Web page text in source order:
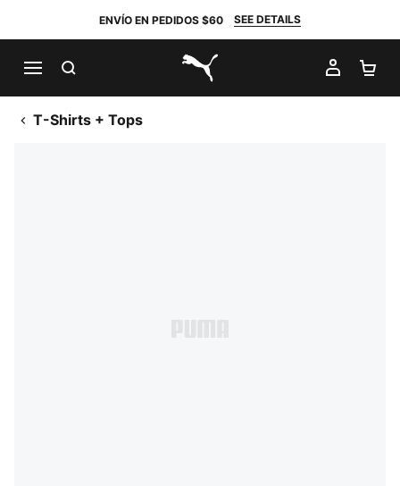
ENVÍO EN PEDIDOS $60 SEE DETAILS
PUMA.com
MI
T-Shirts + Tops